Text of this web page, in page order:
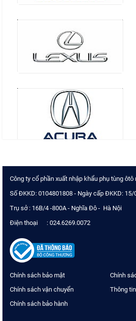
Công ty cổ phần xuất nhập khẩu phụ tùng ôtô
Số ĐKKD: 0104801808 - Ngày cấp ĐKKD:
Trụ sở : 16B/4 -800A - Nghĩa Đô - Hà Nội
Điện thoại : 024.6269.0072
Chính sách bảo mật
Chính
Chính sách vận chuyển
Thông
Chính sách bảo hành